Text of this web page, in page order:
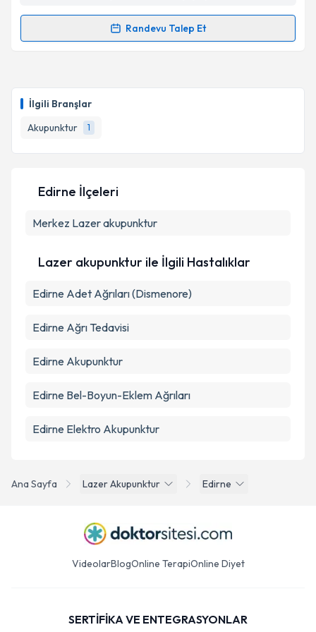
İlgili Branşlar
Akupunktur
1
Randevu Talep Et
Randevu Takvimi Talebi
takvim hazırlandığında e-posta ile bilgilendireceğiz.
E-posta Adresiniz
Metni'ni okudum ve kişisel verilerimin belirtilen
Ana Sayfa Lazer Akupunktur Edirne
Edirne İlçeleri
Merkez Lazer akupunktur
Lazer akupunktur ile İlgili Hastalıklar
Edirne Adet Ağrıları (Dismenore)
Edirne Ağrı Tedavisi
Edirne Akupunktur
Edirne Bel-Boyun-Eklem Ağrıları
Edirne Elektro Akupunktur
VideolarBlogOnline TerapiOnline Diyet
SERTİFİKA VE ENTEGRASYONLAR